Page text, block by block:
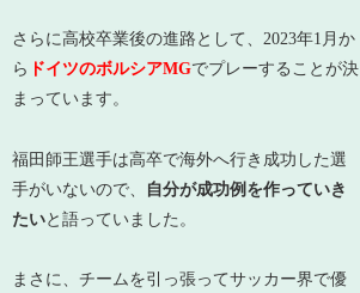
さらに高校卒業後の進路として、2023年1月か
ら ドイツのボルシアMGでプレーすることが決
まっています。
福田師王選手は高卒で海外へ行き成功した選
手がいないので、
自分が成功例を作っていき
たいと語っていました。
まさに、チームを引っ張ってサッカー界で優